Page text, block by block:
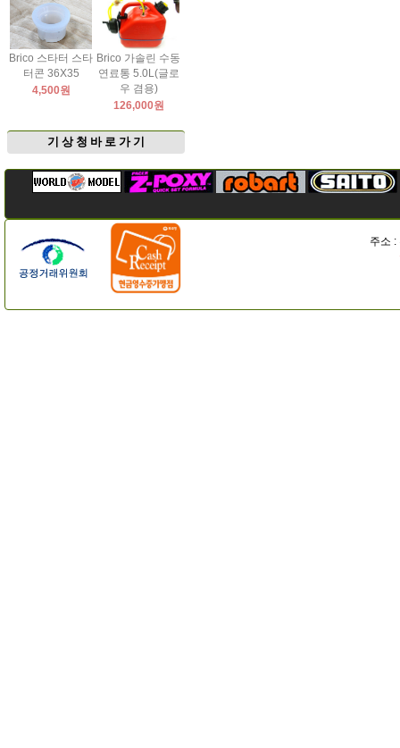
Brico 스타터 스타
터콘 36X35
4,500원
Brico 가솔린 수동
연료통 5.0L(글로
우 겸용)
126,000원
기 상 청 바 로 가 기
주소